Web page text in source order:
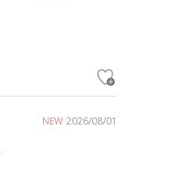
NEW 2026/08/01